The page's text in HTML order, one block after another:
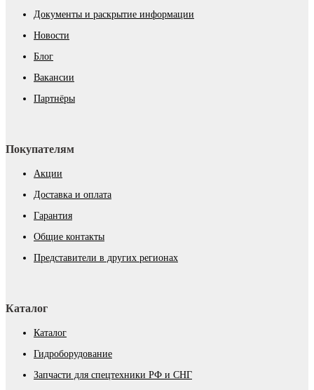
Документы и раскрытие информации
Новости
Блог
Вакансии
Партнёры
Покупателям
Акции
Доставка и оплата
Гарантия
Общие контакты
Представители в других регионах
Каталог
Каталог
Гидроборудование
Запчасти для спецтехники РФ и СНГ